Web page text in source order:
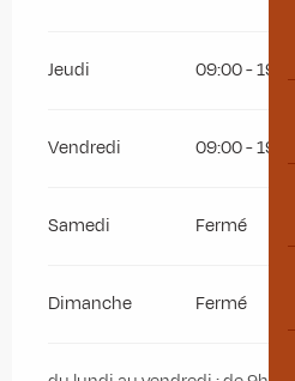
Jeudi 09:00 - 19:00
Vendredi 09:00 - 19:00
Samedi Fermé
Dimanche Fermé